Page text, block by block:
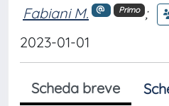
Fabiani M. Primo
;
2023-01-01
Scheda breve